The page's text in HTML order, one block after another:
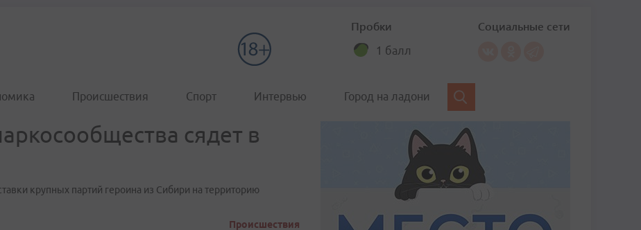
Пробки
1 балл
Социальные сети
Происшествия Спорт Интервью Город на ладони
сядет в
крупных партий героина из Сибири на территорию
Происшествия